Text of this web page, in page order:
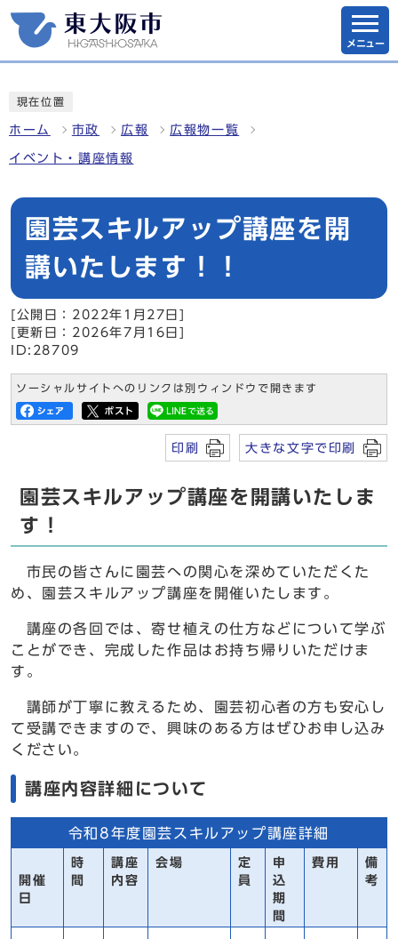
メニュー
現在位置
ホーム 市政 広報 広報物一覧
イベント・講座情報
園芸スキルアップ講座を開
講いたします！！
[公開日：2022年1月27日]
[更新日：2026年7月16日]
ID:28709
ソーシャルサイトへのリンクは別ウィンドウで開きます
印刷 大きな文字で印刷
園芸スキルアップ講座を開講いたしま
す！
市民の皆さんに園芸への関心を深めていただくた
め、園芸スキルアップ講座を開催いたします。
講座の各回では、寄せ植えの仕方などについて学ぶ
ことができ、完成した作品はお持ち帰りいただけま
す。
講師が丁寧に教えるため、園芸初心者の方も安心し
て受講できますので、興味のある方はぜひお申し込み
ください。
講座内容詳細について
令和8年度園芸スキルアップ講座詳細
開催
日
時
間
講座
内容
会場
定
員
申
込
期
間
費用
備
考